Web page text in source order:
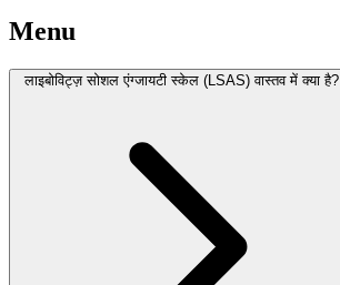
Menu
लाइबोविट्ज़ सोशल एंग्जायटी स्केल (LSAS) वास्तव में क्या है?